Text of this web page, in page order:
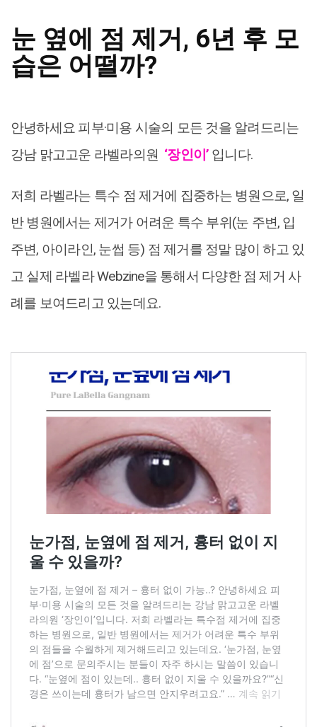
눈 옆에 점 제거, 6년 후 모
습은 어떨까?
안녕하세요 피부·미용 시술의 모든 것을 알려드리는
강남 맑고고운 라벨라의원 ‘장인이’ 입니다.
저희 라벨라는 특수 점 제거에 집중하는 병원으로, 일
반 병원에서는 제거가 어려운 특수 부위(눈 주변, 입
주변, 아이라인, 눈썹 등) 점 제거를 정말 많이 하고 있
고 실제 라벨라 Webzine을 통해서 다양한 점 제거 사
례를 보여드리고 있는데요.